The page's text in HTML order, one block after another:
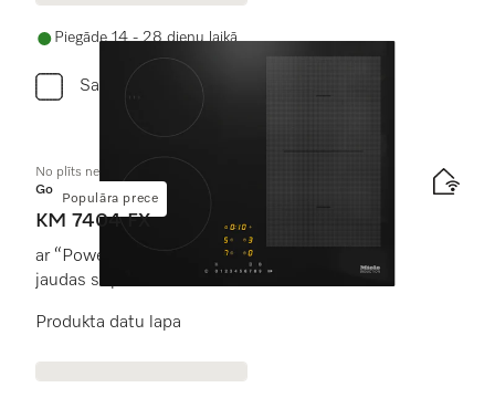
Piegāde 14 - 28 dienu laikā
Salīdzini
Populāra prece
No plīts neatk. indukcijas plīts virsma
Gold
KM 7404 FX
ar “PowerFlex” gatavošanas zonu maksimālam
jaudas stiprumam
Produkta datu lapa